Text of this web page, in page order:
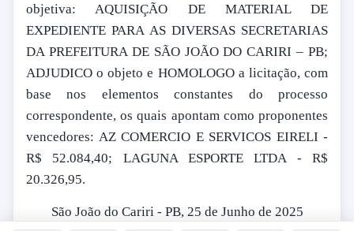
objetiva: AQUISIÇÃO DE MATERIAL DE
EXPEDIENTE PARA AS DIVERSAS SECRETARIAS
DA PREFEITURA DE SÃO JOÃO DO CARIRI – PB;
ADJUDICO o objeto e HOMOLOGO a licitação, com
base nos elementos constantes do processo
correspondente, os quais apontam como proponentes
vencedores: AZ COMERCIO E SERVICOS EIRELI -
R$ 52.084,40; LAGUNA ESPORTE LTDA - R$
20.326,95.
São João do Cariri - PB, 25 de Junho de 2025